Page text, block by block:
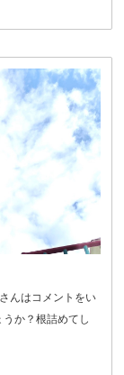
んはコメントをい
か？根詰めてし